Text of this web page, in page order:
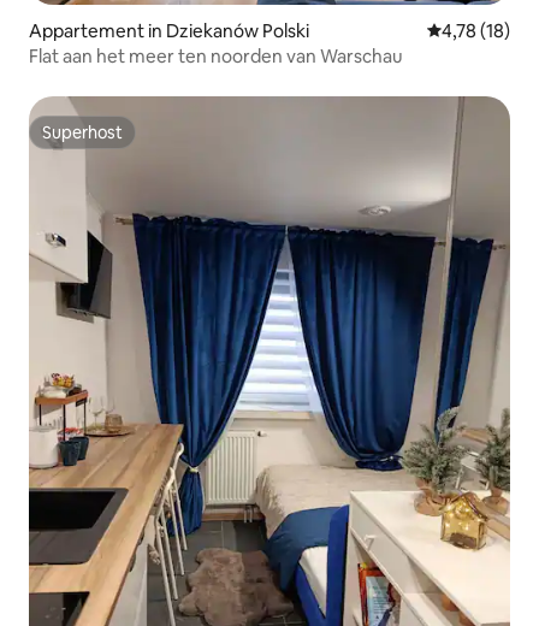
Appartement in Dziekanów Polski Gemiddelde
4,78 (18)
Flat aan het meer ten noorden van Warschau
Superhost
Superhost